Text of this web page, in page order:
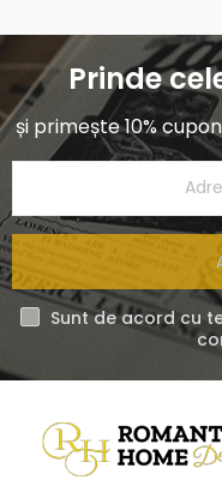
Prinde
și primește 10%
Sunt de acord cu